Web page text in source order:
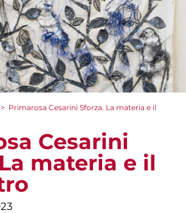
> Primarosa Cesarini Sforza. La materia e il
Cesarini
materia e il